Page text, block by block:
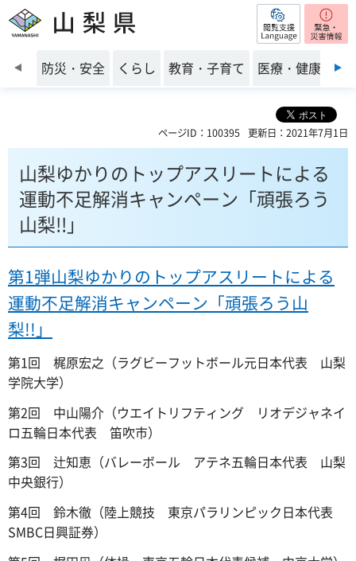
山梨県 閲覧支援
前のスライドを表示
防災・安全 くらし 教育・子育て 医療・健康・福
ページID：100395 更新日：2021年7月1日
山梨ゆかりのトップアスリートによる
運動不足解消キャンペーン「頑張ろう
山梨!!」
第1弾山梨ゆかりのトップアスリートによる
運動不足解消キャンペーン「頑張ろう山
梨!!」
第1回 梶原宏之（ラグビーフットボール元日本代表 山梨
学院大学）
第2回 中山陽介（ウエイトリフティング リオデジャネイ
ロ五輪日本代表 笛吹市）
第3回 辻知恵（バレーボール アテネ五輪日本代表 山梨
中央銀行）
第4回 鈴木徹（陸上競技 東京パラリンピック日本代表
SMBC日興証券）